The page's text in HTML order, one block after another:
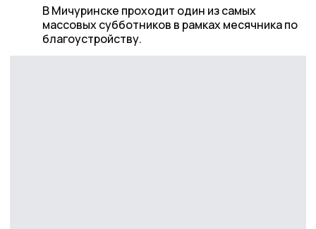
В Мичуринске проходит один из самых
массовых субботников в рамках месячника по
благоустройству.